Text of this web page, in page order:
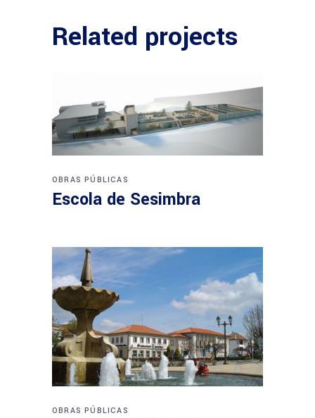
Related projects
OBRAS PÚBLICAS
Escola de Sesimbra
OBRAS PÚBLICAS